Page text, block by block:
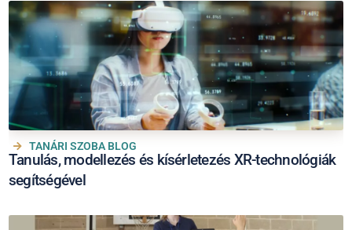
TANÁRI SZOBA BLOG
Tanulás, modellezés és kísérletezés XR-technológiák
segítségével